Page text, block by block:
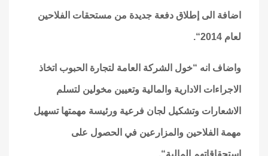
اضافة الى إطلاق دفعة جديدة من مستحقات الفلاحين
لعام 2014 “.
واضاف انه “خول الشركة العامة لتجارة الحبوب اتخاذ
الاجراءات الادارية والمالية وتعيين مخولين لتسلم
الاشعارات وتشكيل لجان فرعية ورئيسة مهمتها تسهيل
مهمة الفلاحين والمزارعين في الحصول على
استحقاقاتهم المالية“.